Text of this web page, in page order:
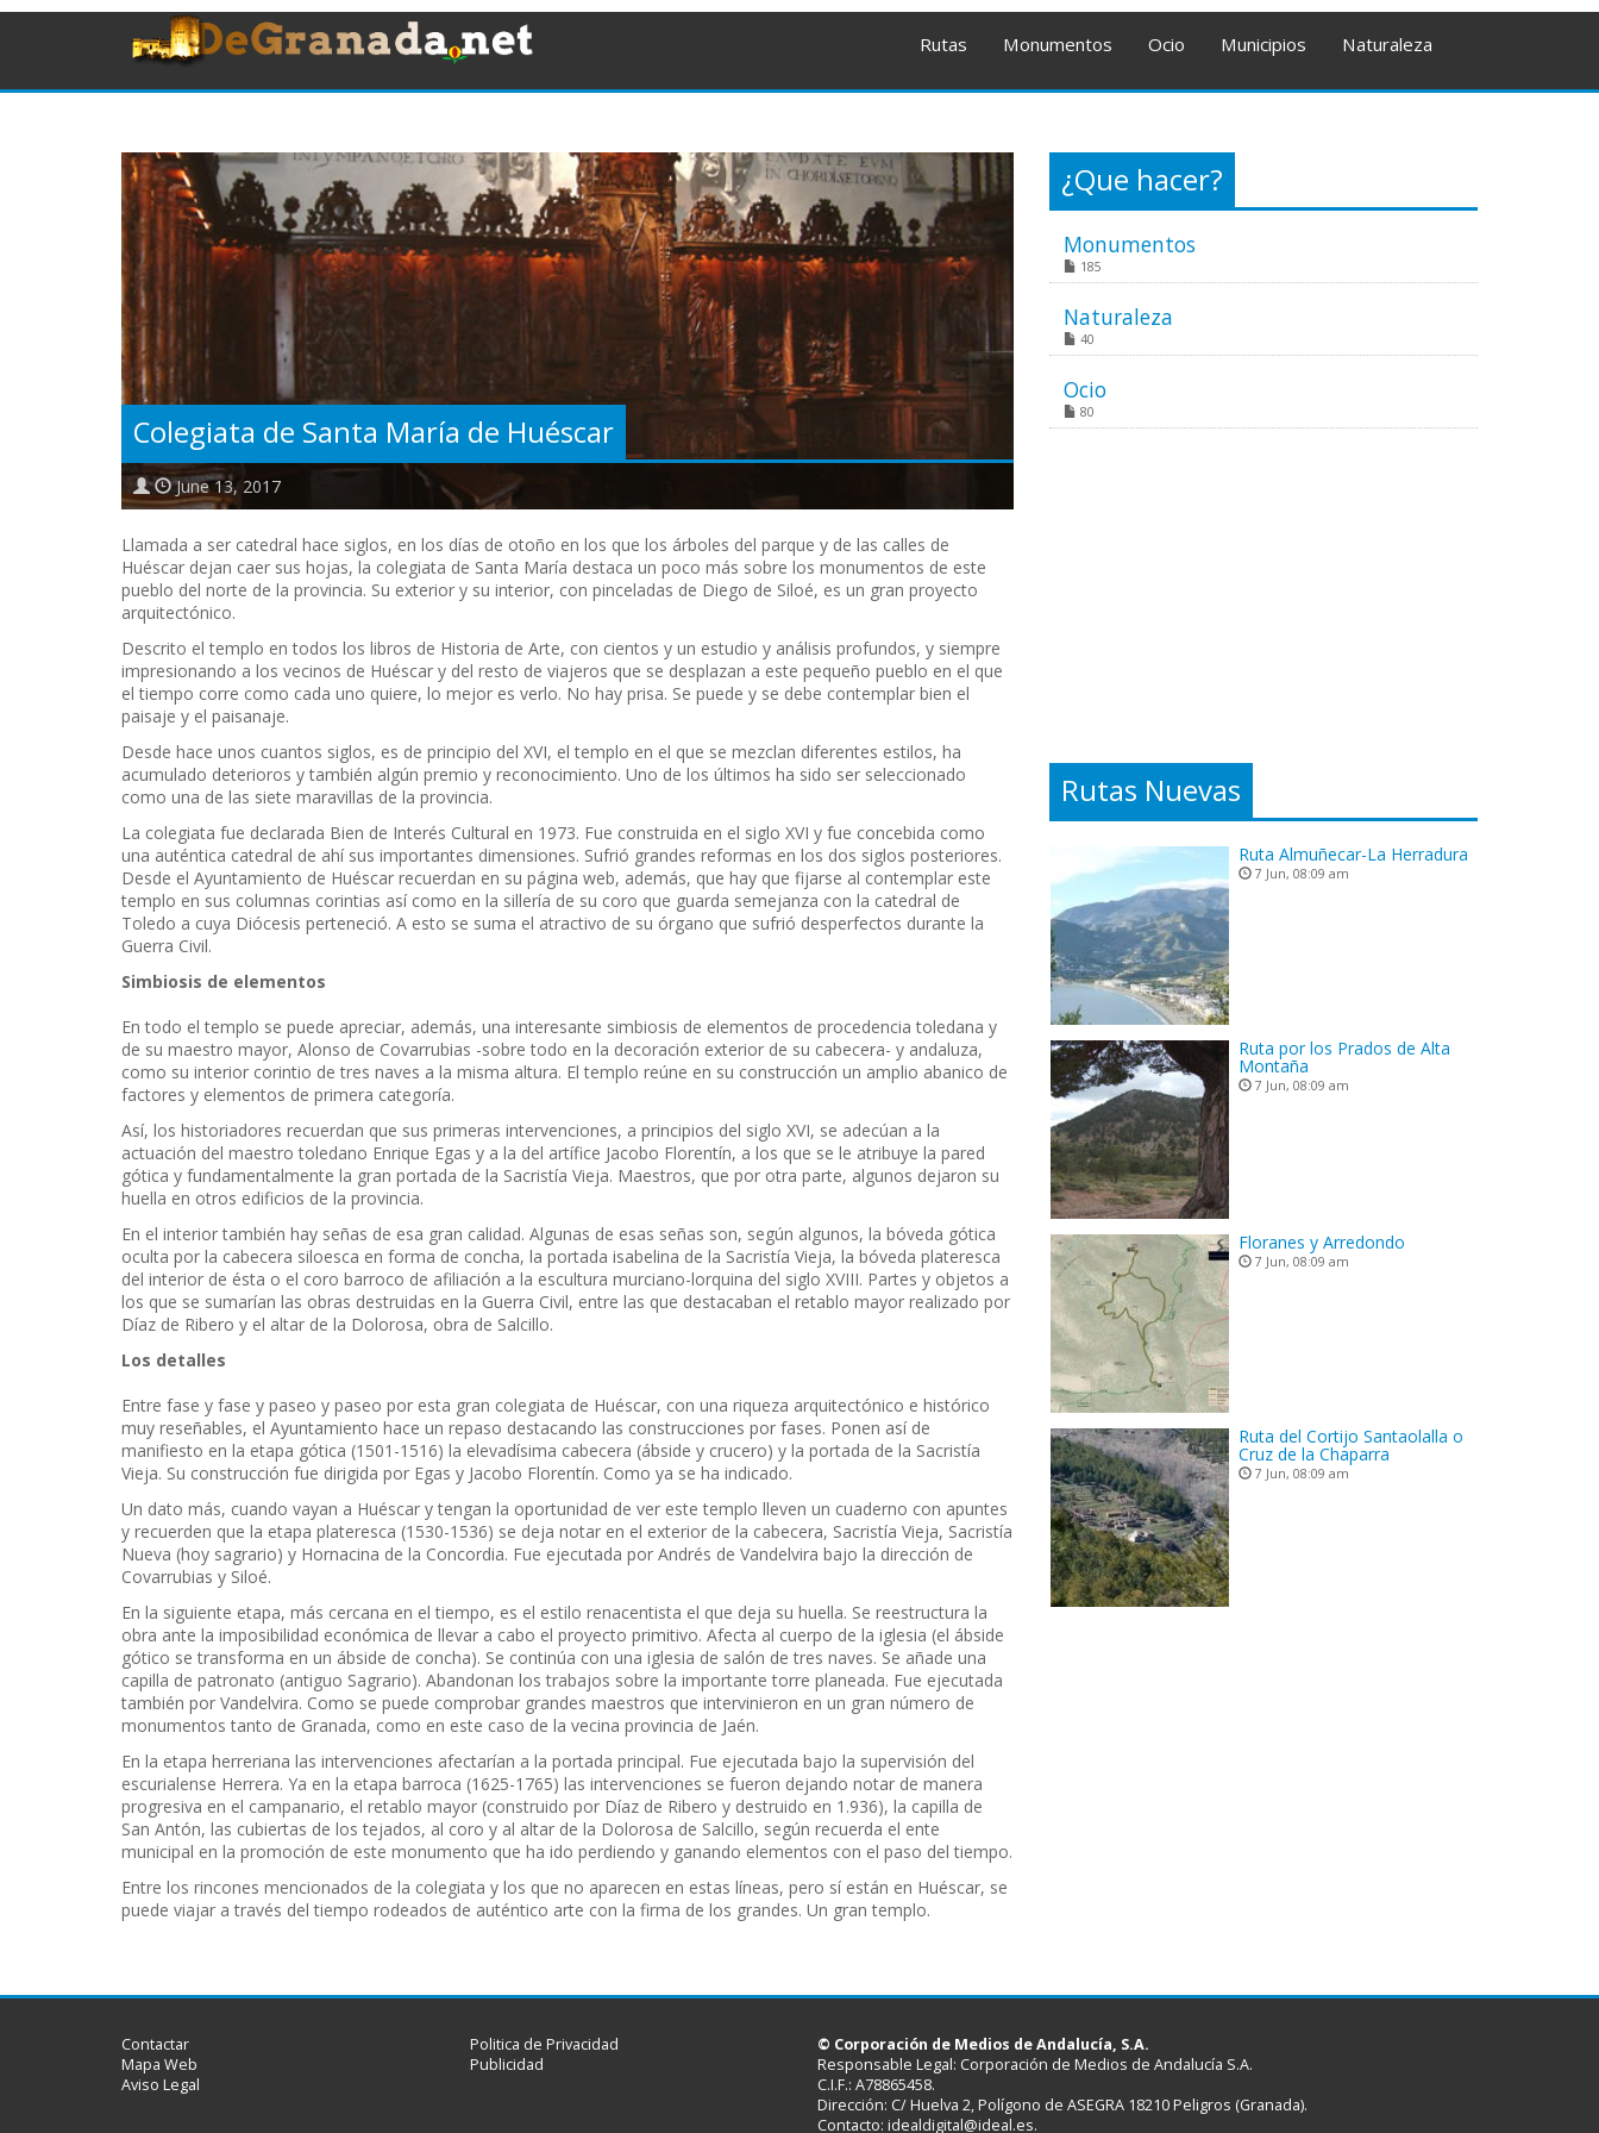
Rutas Monumentos Ocio Municipios Naturaleza
Colegiata de Santa María de Huéscar
June 13, 2017
Llamada a ser catedral hace siglos, en los días de otoño en los que los árboles del parque y de las calles de
Huéscar dejan caer sus hojas, la colegiata de Santa María destaca un poco más sobre los monumentos de este
pueblo del norte de la provincia. Su exterior y su interior, con pinceladas de Diego de Siloé, es un gran proyecto
arquitectónico.
Descrito el templo en todos los libros de Historia de Arte, con cientos y un estudio y análisis profundos, y siempre
impresionando a los vecinos de Huéscar y del resto de viajeros que se desplazan a este pequeño pueblo en el que
el tiempo corre como cada uno quiere, lo mejor es verlo. No hay prisa. Se puede y se debe contemplar bien el
paisaje y el paisanaje.
Desde hace unos cuantos siglos, es de principio del XVI, el templo en el que se mezclan diferentes estilos, ha
acumulado deterioros y también algún premio y reconocimiento. Uno de los últimos ha sido ser seleccionado
como una de las siete maravillas de la provincia.
La colegiata fue declarada Bien de Interés Cultural en 1973. Fue construida en el siglo XVI y fue concebida como
una auténtica catedral de ahí sus importantes dimensiones. Sufrió grandes reformas en los dos siglos posteriores.
Desde el Ayuntamiento de Huéscar recuerdan en su página web, además, que hay que fijarse al contemplar este
templo en sus columnas corintias así como en la sillería de su coro que guarda semejanza con la catedral de
Toledo a cuya Diócesis perteneció. A esto se suma el atractivo de su órgano que sufrió desperfectos durante la
Guerra Civil.
Simbiosis de elementos
En todo el templo se puede apreciar, además, una interesante simbiosis de elementos de procedencia toledana y
de su maestro mayor, Alonso de Covarrubias -sobre todo en la decoración exterior de su cabecera- y andaluza,
como su interior corintio de tres naves a la misma altura. El templo reúne en su construcción un amplio abanico de
factores y elementos de primera categoría.
Así, los historiadores recuerdan que sus primeras intervenciones, a principios del siglo XVI, se adecúan a la
actuación del maestro toledano Enrique Egas y a la del artífice Jacobo Florentín, a los que se le atribuye la pared
gótica y fundamentalmente la gran portada de la Sacristía Vieja. Maestros, que por otra parte, algunos dejaron su
huella en otros edificios de la provincia.
En el interior también hay señas de esa gran calidad. Algunas de esas señas son, según algunos, la bóveda gótica
oculta por la cabecera siloesca en forma de concha, la portada isabelina de la Sacristía Vieja, la bóveda plateresca
del interior de ésta o el coro barroco de afiliación a la escultura murciano-lorquina del siglo XVIII. Partes y objetos a
los que se sumarían las obras destruidas en la Guerra Civil, entre las que destacaban el retablo mayor realizado por
Díaz de Ribero y el altar de la Dolorosa, obra de Salcillo.
Los detalles
Entre fase y fase y paseo y paseo por esta gran colegiata de Huéscar, con una riqueza arquitectónico e histórico
muy reseñables, el Ayuntamiento hace un repaso destacando las construcciones por fases. Ponen así de
manifiesto en la etapa gótica (1501-1516) la elevadísima cabecera (ábside y crucero) y la portada de la Sacristía
Vieja. Su construcción fue dirigida por Egas y Jacobo Florentín. Como ya se ha indicado.
Un dato más, cuando vayan a Huéscar y tengan la oportunidad de ver este templo lleven un cuaderno con apuntes
y recuerden que la etapa plateresca (1530-1536) se deja notar en el exterior de la cabecera, Sacristía Vieja, Sacristía
Nueva (hoy sagrario) y Hornacina de la Concordia. Fue ejecutada por Andrés de Vandelvira bajo la dirección de
Covarrubias y Siloé.
En la siguiente etapa, más cercana en el tiempo, es el estilo renacentista el que deja su huella. Se reestructura la
obra ante la imposibilidad económica de llevar a cabo el proyecto primitivo. Afecta al cuerpo de la iglesia (el ábside
gótico se transforma en un ábside de concha). Se continúa con una iglesia de salón de tres naves. Se añade una
capilla de patronato (antiguo Sagrario). Abandonan los trabajos sobre la importante torre planeada. Fue ejecutada
también por Vandelvira. Como se puede comprobar grandes maestros que intervinieron en un gran número de
monumentos tanto de Granada, como en este caso de la vecina provincia de Jaén.
En la etapa herreriana las intervenciones afectarían a la portada principal. Fue ejecutada bajo la supervisión del
escurialense Herrera. Ya en la etapa barroca (1625-1765) las intervenciones se fueron dejando notar de manera
progresiva en el campanario, el retablo mayor (construido por Díaz de Ribero y destruido en 1.936), la capilla de
San Antón, las cubiertas de los tejados, al coro y al altar de la Dolorosa de Salcillo, según recuerda el ente
municipal en la promoción de este monumento que ha ido perdiendo y ganando elementos con el paso del tiempo.
Entre los rincones mencionados de la colegiata y los que no aparecen en estas líneas, pero sí están en Huéscar, se
puede viajar a través del tiempo rodeados de auténtico arte con la firma de los grandes. Un gran templo.
¿Que hacer?
Monumentos
185
Naturaleza
40
Ocio
80
Rutas Nuevas
Ruta Almuñecar-La Herradura
7 Jun, 08:09 am
Ruta por los Prados de Alta
Montaña
7 Jun, 08:09 am
Floranes y Arredondo
7 Jun, 08:09 am
Ruta del Cortijo Santaolalla o
Cruz de la Chaparra
7 Jun, 08:09 am
Contactar
Mapa Web
Aviso Legal
Politica de Privacidad
Publicidad
© Corporación de Medios de Andalucía, S.A.
Responsable Legal: Corporación de Medios de Andalucía S.A.
C.I.F.: A78865458.
Dirección: C/ Huelva 2, Polígono de ASEGRA 18210 Peligros (Granada).
Contacto: idealdigital@ideal.es.